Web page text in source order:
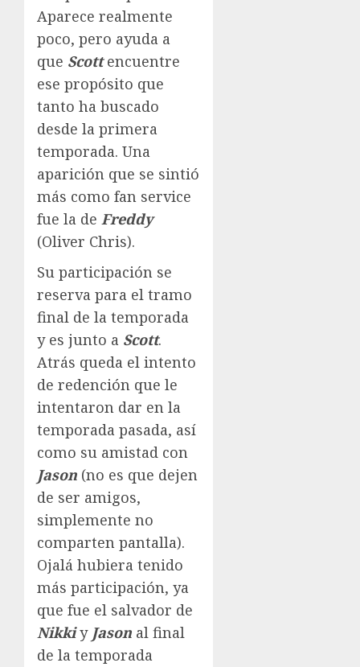
Aparece realmente
poco, pero ayuda a
que Scottencuentre
ese propósito que
tanto ha buscado
desde la primera
temporada. Una
aparición que se sintió
más como fan service
fue la de Freddy
(Oliver Chris).
Su participación se
reserva para el tramo
final de la temporada
y es junto a Scott.
Atrás queda el intento
de redención que le
intentaron dar en la
temporada pasada, así
como su amistad con
Jason (no es que dejen
de ser amigos,
simplemente no
comparten pantalla).
Ojalá hubiera tenido
más participación, ya
que fue el salvador de
Nikkiy Jason al final
de la temporada